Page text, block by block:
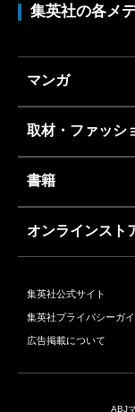
集英社の各メ
マンガ
取材・ファッシ
書籍
オンラインスト
集英社公式サイト
集英社プライバシーガ
広告掲載について
ABJ